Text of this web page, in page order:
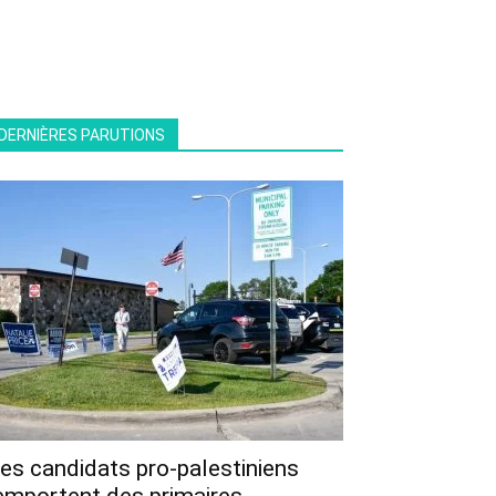
PARUTIONS
candidats pro-palestiniens